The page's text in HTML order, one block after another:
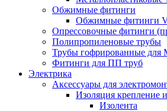
Обжимные фитинги
Обжимные фитинги
Опрессовочные фитинги
Полипропиленовые трубы
Трубы гофрированные для
Фитинги для ПП труб
Электрика
Аксессуары для
Изоляция крепление
Изолента